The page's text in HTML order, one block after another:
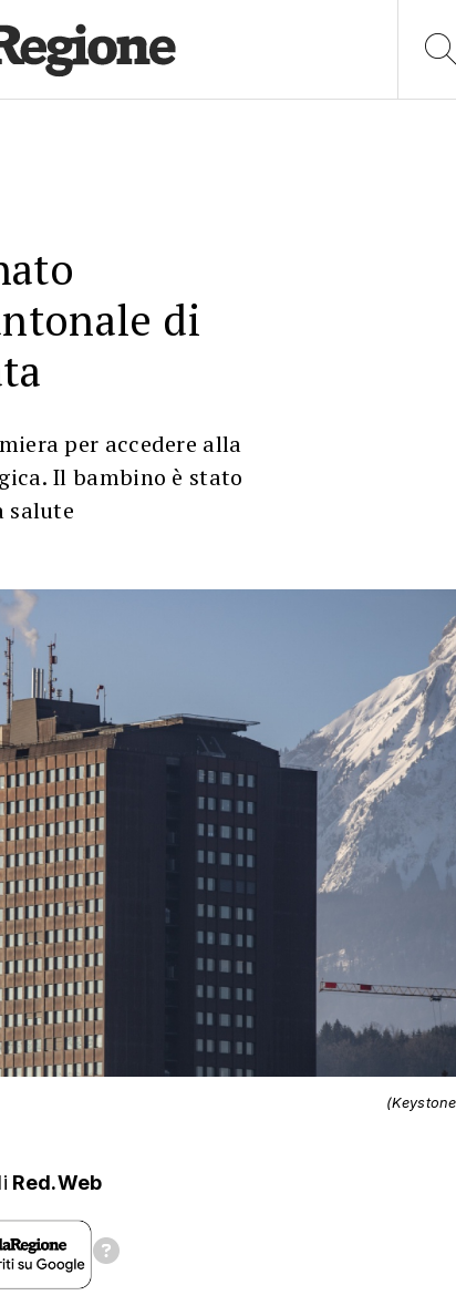
di
per accedere alla
Il bambino è stato
salute
Red.Web